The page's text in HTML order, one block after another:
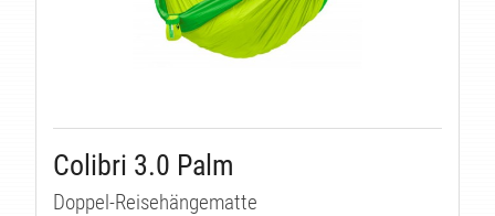
Colibri 3.0 Palm
Doppel-Reisehängematte